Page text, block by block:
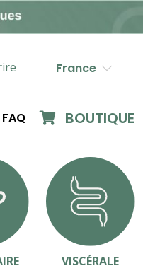
France
FAQ BOUTIQUE
VISCÉRALE